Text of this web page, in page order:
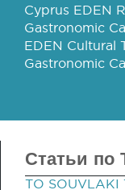
Cyprus EDEN
Gastronomic
EDEN Cultural
Gastronomic
Статьи по
TO SOUVLAKI